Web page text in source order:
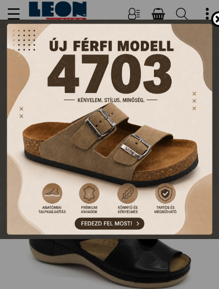
NŐI, FÉRFI PAPUCSOK ÉS
KLUMPÁK
FŐOLDAL TERMÉKEK